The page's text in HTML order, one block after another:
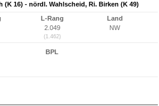
16) - nördl. Wahlscheid, Ri. Birken (K 49)
L-Rang
2.049
(1.462)
Land
NW
BPL